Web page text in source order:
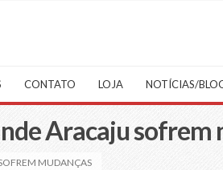
CONTATO LOJA NOTÍCIAS/
Aracaju sofrem
MUDANÇAS